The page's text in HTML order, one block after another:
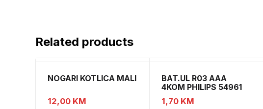
Related products
NOGARI KOTLICA MALI
12,00 KM
BAT.UL R03 AAA
4KOM PHILIPS 54961
1,70 KM